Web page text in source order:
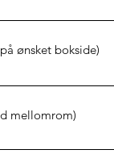
ønsket bokside)
mellomrom)